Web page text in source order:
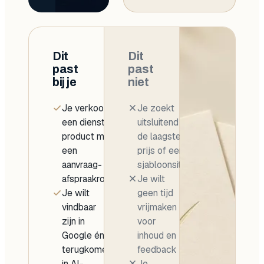
Dit
past
bij je
Je verkoopt
een dienst of
product met
een
aanvraag- of
afspraakroute
Je wilt
vindbaar
zijn in
Google én
terugkomen
Dit
past
niet
Je zoekt
uitsluitend
de laagste
prijs of een
sjabloonsite
Je wilt
geen tijd
vrijmaken
voor
inhoud en
feedback